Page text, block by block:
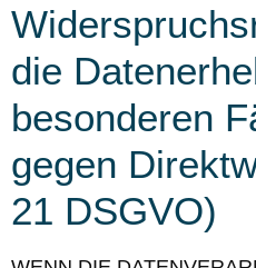
die
besonderen
gegen
21 DSGVO)